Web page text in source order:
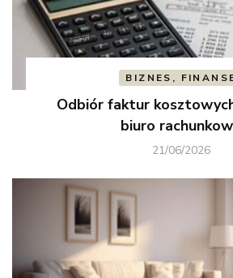
BIZNES,
Odbiór faktur
biuro
21/06/2026